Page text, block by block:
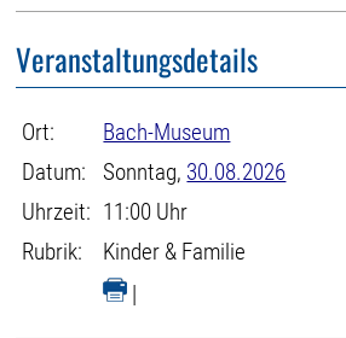
Veranstaltungsdetails
Ort:
Bach-Museum
Datum:
Sonntag, 30.08.2026
Uhrzeit: 11:00 Uhr
Rubrik:
Kinder & Familie
|